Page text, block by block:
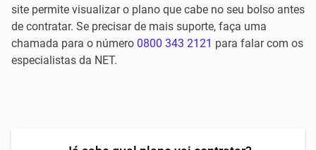
site permite visualizar o plano que cabe no seu bolso antes
de contratar. Se precisar de mais suporte, faça uma
chamada para o número 0800 343 2121 para falar com os
especialistas da NET.